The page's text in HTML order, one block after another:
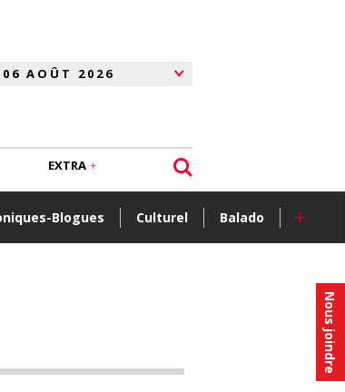
Nous joindre
Blogues Culturel Balado +
EXTRA